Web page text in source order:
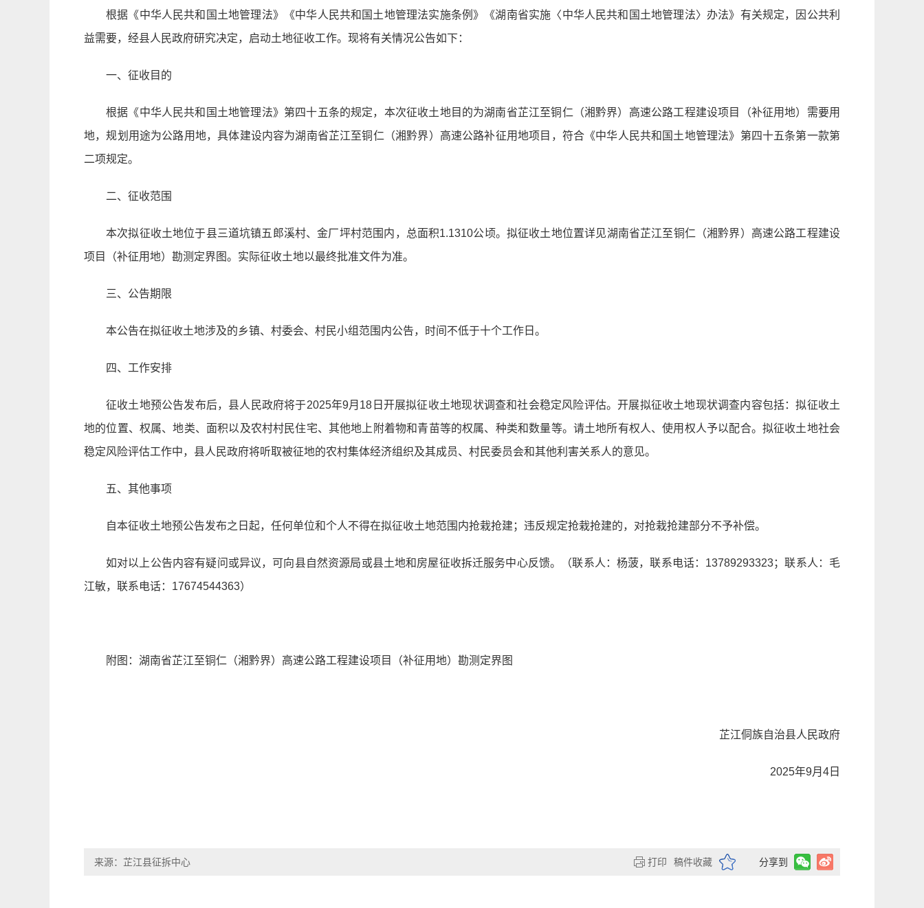
根据《中华人民共和国土地管理法》《中华人民共和国土地管理法实施条例》《湖南省实施〈中华人民共和国土地管理法〉办法》有关规定，因公共利
益需要，经县人民政府研究决定，启动土地征收工作。现将有关情况公告如下：
一、征收目的
根据《中华人民共和国土地管理法》第四十五条的规定，本次征收土地目的为湖南省芷江至铜仁（湘黔界）高速公路工程建设项目（补征用地）需要用
地，规划用途为公路用地，具体建设内容为湖南省芷江至铜仁（湘黔界）高速公路补征用地项目，符合《中华人民共和国土地管理法》第四十五条第一款第
二项规定。
二、征收范围
本次拟征收土地位于县三道坑镇五郎溪村、金厂坪村范围内，总面积1.1310公顷。拟征收土地位置详见湖南省芷江至铜仁（湘黔界）高速公路工程建设
项目（补征用地）勘测定界图。实际征收土地以最终批准文件为准。
三、公告期限
本公告在拟征收土地涉及的乡镇、村委会、村民小组范围内公告，时间不低于十个工作日。
四、工作安排
征收土地预公告发布后，县人民政府将于2025年9月18日开展拟征收土地现状调查和社会稳定风险评估。开展拟征收土地现状调查内容包括：拟征收土
地的位置、权属、地类、面积以及农村村民住宅、其他地上附着物和青苗等的权属、种类和数量等。请土地所有权人、使用权人予以配合。拟征收土地社会
稳定风险评估工作中，县人民政府将听取被征地的农村集体经济组织及其成员、村民委员会和其他利害关系人的意见。
五、其他事项
自本征收土地预公告发布之日起，任何单位和个人不得在拟征收土地范围内抢栽抢建；违反规定抢栽抢建的，对抢栽抢建部分不予补偿。
如对以上公告内容有疑问或异议，可向县自然资源局或县土地和房屋征收拆迁服务中心反馈。（联系人：杨菠，联系电话：13789293323；联系人：毛
江敏，联系电话：17674544363）
附图：湖南省芷江至铜仁（湘黔界）高速公路工程建设项目（补征用地）勘测定界图
芷江侗族自治县人民政府
2025年9月4日
稿件收藏 分享到
打印
来源：芷江县征拆中心